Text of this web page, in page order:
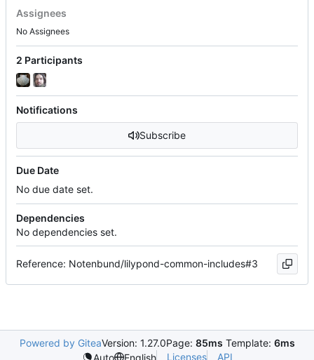
Assignees
No Assignees
2 Participants
Notifications
Subscribe
Due Date
No due date set.
Dependencies
No dependencies set.
Reference: Notenbund/lilypond-common-includes#3
Powered by GiteaVersion: 1.27.0Page: 85ms Template: 6ms
Auto
English Licenses API